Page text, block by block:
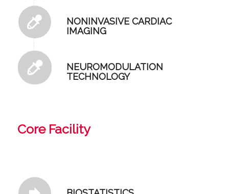
NONINVASIVE CARDIAC
IMAGING
NEUROMODULATION
TECHNOLOGY
Core Facility